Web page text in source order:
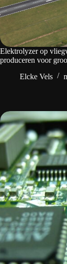
Elektrolyzer op
produceren voor
Elcke Vels